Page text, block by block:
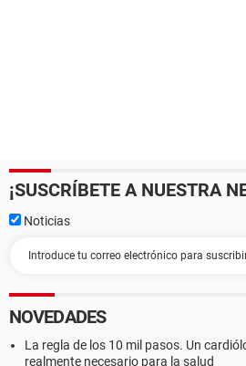
¡SUSCRÍBETE A NUESTRA
Noticias
NOVEDADES
La regla de los 10 mil pasos. Un
realmente necesario para la salud